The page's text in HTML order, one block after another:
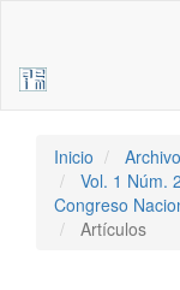
Barra
Inicio
Vol. 1 Núm.
Congreso
Artículos